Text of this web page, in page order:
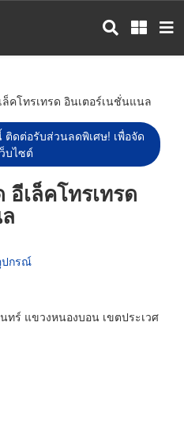
คโทรเทรด อินเตอร์เนชั่นแนล
ดต่อรับส่วนลดพิเศษ! เพื่อจัด
บไซต์
เล็คโทรเทรด
ปกรณ์
ร์ แขวงหนองบอน เขตประเวศ